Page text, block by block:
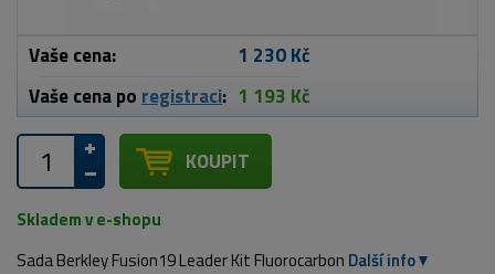
Vaše cena:
1 230 Kč
Vaše cena po registraci: 1 193 Kč
KOUPIT
Skladem v e-shopu
Sada Berkley Fusion19 Leader Kit Fluorocarbon Další info